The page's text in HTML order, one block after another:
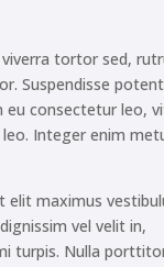
tortor sed,
Suspendisse
eu consectetur leo,
Integer enim
elit maximus
vel velit in,
turpis. Nulla